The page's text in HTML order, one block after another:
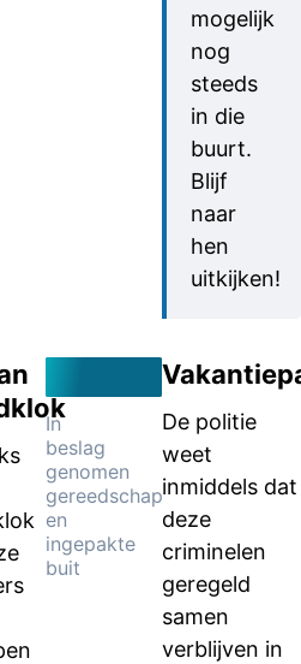
mogelijk
nog
steeds
in die
buurt.
Blijf
naar
hen
uitkijken!
In
beslag
genomen
gereedschap
en
ingepakte
buit
De politie
weet
inmiddels dat
deze
criminelen
geregeld
samen
verblijven in